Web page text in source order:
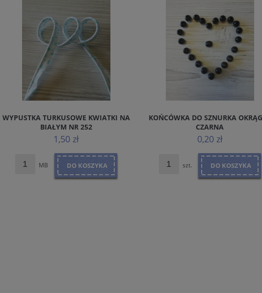
WYPUSTKA TURKUSOWE KWIATKI NA
BIAŁYM NR 252
1,50 zł
MB DO KOSZYKA
KOŃCÓWKA DO SZNURKA
CZARNA
0,20 zł
szt. DO KOSZYKA